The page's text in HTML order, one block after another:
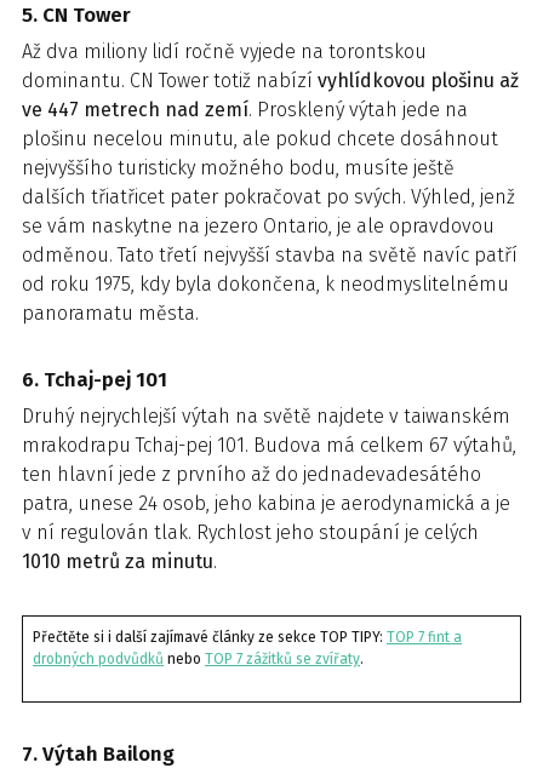
5. CN Tower
Až dva miliony lidí ročně vyjede na torontskou
dominantu. CN Tower totiž nabízí vyhlídkovou plošinu až
ve 447 metrech nad zemí. Prosklený výtah jede na
plošinu necelou minutu, ale pokud chcete dosáhnout
nejvyššího turisticky možného bodu, musíte ještě
dalších třiatřicet pater pokračovat po svých. Výhled, jenž
se vám naskytne na jezero Ontario, je ale opravdovou
odměnou. Tato třetí nejvyšší stavba na světě navíc patří
od roku 1975, kdy byla dokončena, k neodmyslitelnému
panoramatu města.
6. Tchaj-pej 101
Druhý nejrychlejší výtah na světě najdete v taiwanském
mrakodrapu Tchaj-pej 101. Budova má celkem 67 výtahů,
ten hlavní jede z prvního až do jednadevadesátého
patra, unese 24 osob, jeho kabina je aerodynamická a je
v ní regulován tlak. Rychlost jeho stoupání je celých
1010 metrů za minutu.
Přečtěte si i další zajímavé články ze sekce TOP TIPY: TOP 7 fint a
drobných podvůdků nebo TOP 7 zážitků se zvířaty.
7. Výtah Bailong